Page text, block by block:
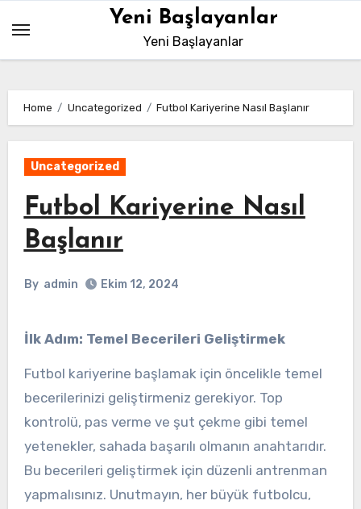
content
Yeni Başlayanlar
Yeni Başlayanlar
Home Uncategorized Futbol Kariyerine Nasıl Başlanır
Uncategorized
Futbol Kariyerine Nasıl
Başlanır
By admin Ekim 12, 2024
İlk Adım: Temel Becerileri Geliştirmek
Futbol kariyerine başlamak için öncelikle temel
becerilerinizi geliştirmeniz gerekiyor. Top
kontrolü, pas verme ve şut çekme gibi temel
yetenekler, sahada başarılı olmanın anahtarıdır.
Bu becerileri geliştirmek için düzenli antrenman
yapmalısınız. Unutmayın, her büyük futbolcu,